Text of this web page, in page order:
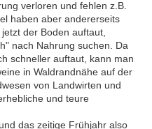
verloren und fehlen z.B.
haben aber andererseits
der Boden auftaut,
nach Nahrung suchen. Da
schneller auftaut, kann man
in Waldrandnähe auf der
von Landwirten und
und teure
das zeitige Frühjahr also